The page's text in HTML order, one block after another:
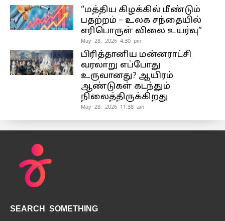
“மத்திய கிழக்கில் மீண்டும்
பதற்றம் – உலக சந்தையில்
எரிபொருள் விலை உயர்வு”
May 28, 2026 4:30 pm
பிரித்தானிய மன்னராட்சி
வரலாறு எப்போது
உருவானது? ஆயிரம்
ஆண்டுகள் கடந்தும்
நிலைத்திருக்கிறது
May 28, 2026 11:38 am
SEARCH SOMETHING